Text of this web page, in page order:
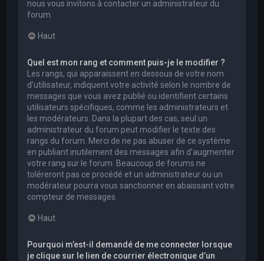
nous vous invitons à contacter un administrateur du
forum.
Haut
Quel est mon rang et comment puis-je le modifier ?
Les rangs, qui apparaissent en dessous de votre nom
d’utilisateur, indiquent votre activité selon le nombre de
messages que vous avez publié ou identifient certains
utilisateurs spécifiques, comme les administrateurs et
les modérateurs. Dans la plupart des cas, seul un
administrateur du forum peut modifier le texte des
rangs du forum. Merci de ne pas abuser de ce système
en publiant inutilement des messages afin d’augmenter
votre rang sur le forum. Beaucoup de forums ne
toléreront pas ce procédé et un administrateur ou un
modérateur pourra vous sanctionner en abaissant votre
compteur de messages.
Haut
Pourquoi m’est-il demandé de me connecter lorsque
je clique sur le lien de courrier électronique d’un